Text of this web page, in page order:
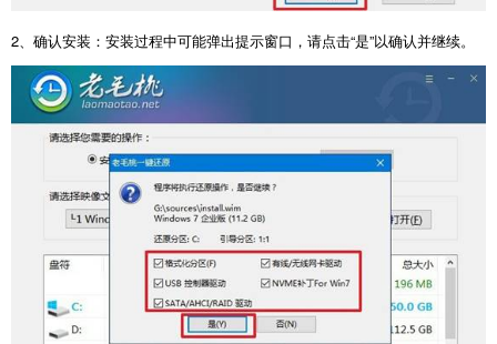
2、确认安装：安装过程中可能弹出提示窗口，请点击“是”以确认并继续。